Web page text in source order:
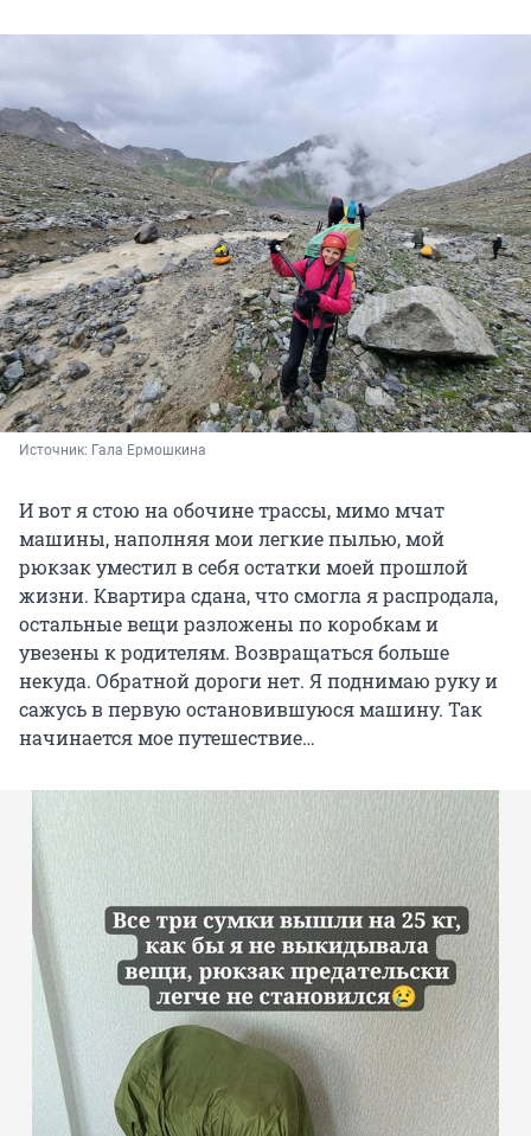
Источник: Гала Ермошкина
И вот я стою на обочине трассы, мимо мчат
машины, наполняя мои легкие пылью, мой
рюкзак уместил в себя остатки моей прошлой
жизни. Квартира сдана, что смогла я распродала,
остальные вещи разложены по коробкам и
увезены к родителям. Возвращаться больше
некуда. Обратной дороги нет. Я поднимаю руку и
сажусь в первую остановившуюся машину. Так
начинается мое путешествие…